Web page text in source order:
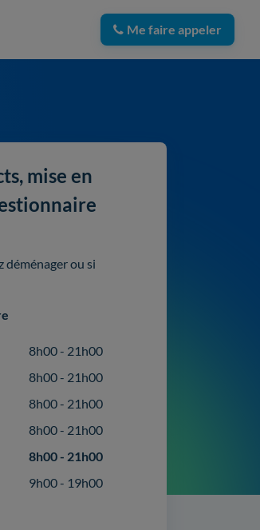
Me faire appeler
mise en
déménager ou si
8h00 - 21h00
8h00 - 21h00
8h00 - 21h00
8h00 - 21h00
8h00 - 21h00
9h00 - 19h00